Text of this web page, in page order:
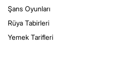
Şans Oyunları
Rüya Tabirleri
Yemek Tarifleri